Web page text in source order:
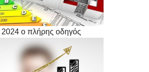
2024 ο πλήρης οδηγός